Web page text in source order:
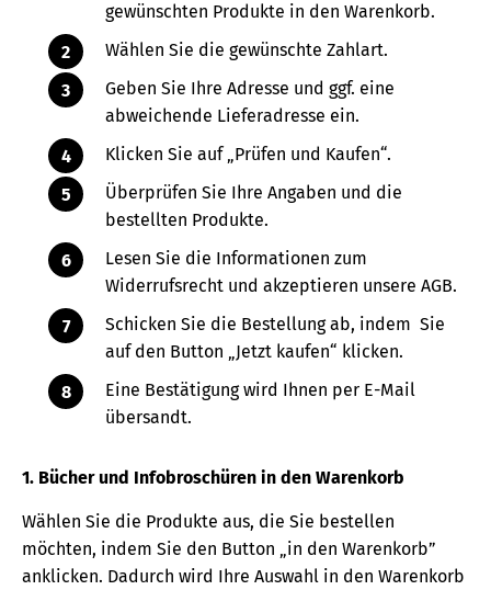
gewünschten Produkte in den Warenkorb.
Wählen Sie die gewünschte Zahlart.
Geben Sie Ihre Adresse und ggf. eine
abweichende Lieferadresse ein.
Klicken Sie auf „Prüfen und Kaufen“.
Überprüfen Sie Ihre Angaben und die
bestellten Produkte.
Lesen Sie die Informationen zum
Widerrufsrecht und akzeptieren unsere AGB.
Schicken Sie die Bestellung ab, indem Sie
auf den Button „Jetzt kaufen“ klicken.
Eine Bestätigung wird Ihnen per E-Mail
übersandt.
1. Bücher und Infobroschüren in den Warenkorb
Wählen Sie die Produkte aus, die Sie bestellen
möchten, indem Sie den Button „in den Warenkorb”
anklicken. Dadurch wird Ihre Auswahl in den Warenkorb